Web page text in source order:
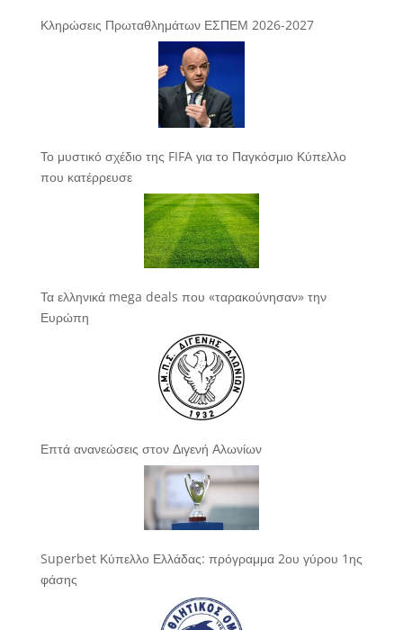
Κληρώσεις Πρωταθλημάτων ΕΣΠΕΜ 2026-2027
Το μυστικό σχέδιο της FIFA για το Παγκόσμιο Κύπελλο
που κατέρρευσε
Τα ελληνικά mega deals που «ταρακούνησαν» την
Ευρώπη
Επτά ανανεώσεις στον Διγενή Αλωνίων
Superbet Κύπελλο Ελλάδας: πρόγραμμα 2ου γύρου 1ης
φάσης